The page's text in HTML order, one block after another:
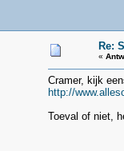
Re:
«
Cramer, kijk
http://
Toeval of niet,